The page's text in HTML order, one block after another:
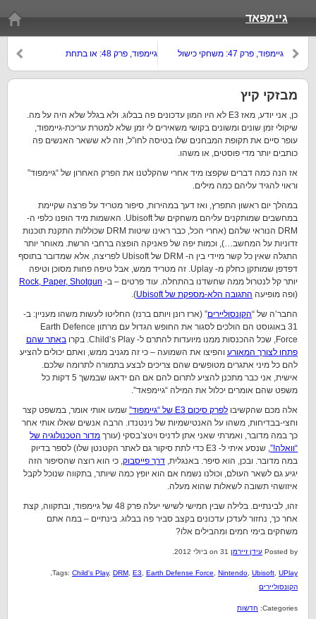
גיימפאד
גיימפוד, פרק 48: או בתחת גיימפוד, פרק 47: משחקי כישול
מבזקי קיץ
כן, אני יודע, מאז E3 לא היו המון עדכונים פה בבלוג. ולא בגלל שלא היה על מה.
שיקולי זמן שונים ומשונים בקושי משאירים לי זמן שלא למטרת עריכת-גיימפוד,
עופר סיים את תקופת המבחנים שלו בטיסה לחו”ל, וזה לא ששאר האנשים פה
כותבים יותר מדי פוסטים, או משהו.
אז הנה כמה דברים שקפצו מיד אחרי שהקלטנו את הפרק האחרון של “גיימפוד”
וראוי להגיד עליהם כמה מילים.
במהלך יום ראשון התפרץ, ואז דעך במהירות, סיפור מטריד על פרצה שקיימת
במחשבים שמותקנים עליהם משחקים של Ubisoft. האשמות מיד הופנו כלפי ה-
DRM הנוראי שלהם (אחרי הכל, כבר ראינו שיטות DRM שכוללות התקנת תוכנות
זדוניות על המחשב…), וכמות יפה של פאניקה הופצה ברחבי הרשת. מאוחר יותר
התגלה שאין כל קשר מיידי בין ה- DRM של Ubisoft לפריצה, אלא שמדובר בתוסף
דפדפן שמותקן כחלק מ- Uplay. זה מטריד ממש, אבל טיפה פחות מסוכן וטיפה
יותר קל לנטרול ממה שחשדנו בהתחלה. עוד פרטים – ב- Rock, Paper, Shotgun
(ופה מופיעה התגובה הלא-מספקת של Ubisoft
).
החבר’ה של “הקונסוליירים” (ארז רונן ויותם ברנז) החליטו לעשות משהו מעניין: ב-
31 באוגוסט הם הולכים לסגור את החופש הגדול עם מרתון Earth Defence
Force, שכל ההכנסות ממנו מיועדות להתרם ל- Child’s Play. בקרו
באתר שהם
פתחו לצורך המאורע והפיצו את השמועה – כי זה מגניב ממש, ואתם יכולים להציע
להם כל מיני אתגרים מטופשים שהם צריכים לבצע בתמורה לתרומה שלכם.
אישית, אני כבר מתכנן להציע לתרום להם אם הם ידאגו שבמשך 5 דקות כל
משפט שהם אומרים יכלול את המילה “גיימפאד”.
אלה מכם שהקשיבו לפרק סיכום E3 של “גיימפוד”
שמעו אותי אומר, במשפט קצר
וחצי-בבדיחות, משהו על האנטישמיות של נינטנדו. הרבה אנשים שאלו אותי אחר
כך במה מדובר, ואמרתי שאני אתן לדניס ויטצ’בסקי (עורך מדור הטכנולוגיה של
“וואלה!”,
שנסע איתי ל- E3 כדי לתת סיקור גם לאתר הקטנטן שלו) לספר בדיוק
במה מדובר. ובכן, הוא סיפר. באנגלית, דרך פייסבוק, כי הוא רוצה שהסיפור הזה
יגיע גם לשאר העולם, וכולנו נשמח אם הוא יופץ כמה שיותר, בתקווה שנוכל לקבל
איזושהי תשובה לשאלות שהוא מעלה.
זהו, לבינתיים. בלילה שבין חמישי לשישי יעלה פרק 48 של גיימפוד, ובתקווה, קצת
אחר כך, נחזור לעדכן עדכונים בקצב סביר פה בבלוג. בינתיים – במה אתם
משחקים בימי חמים ומהבילים אלו?
Posted by עידן זיירמן
Tags: Child's Play, DRM E3 Earth Defense Force Nintendo Ubisoft UPlay
הקונסוליירים
Categories: חדשות